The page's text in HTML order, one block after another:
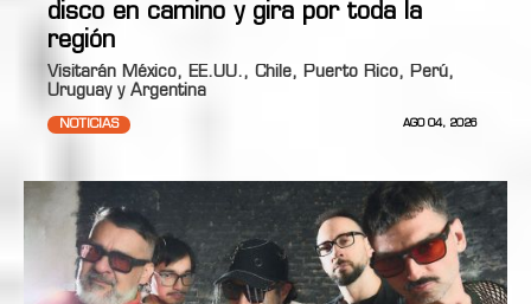
disco en camino y gira por toda la
región
Visitarán México, EE.UU., Chile, Puerto Rico, Perú,
Uruguay y Argentina
NOTICIAS AGO 04, 2026